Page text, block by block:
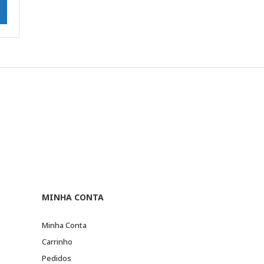
MINHA CONTA
Minha Conta
Carrinho
Pedidos